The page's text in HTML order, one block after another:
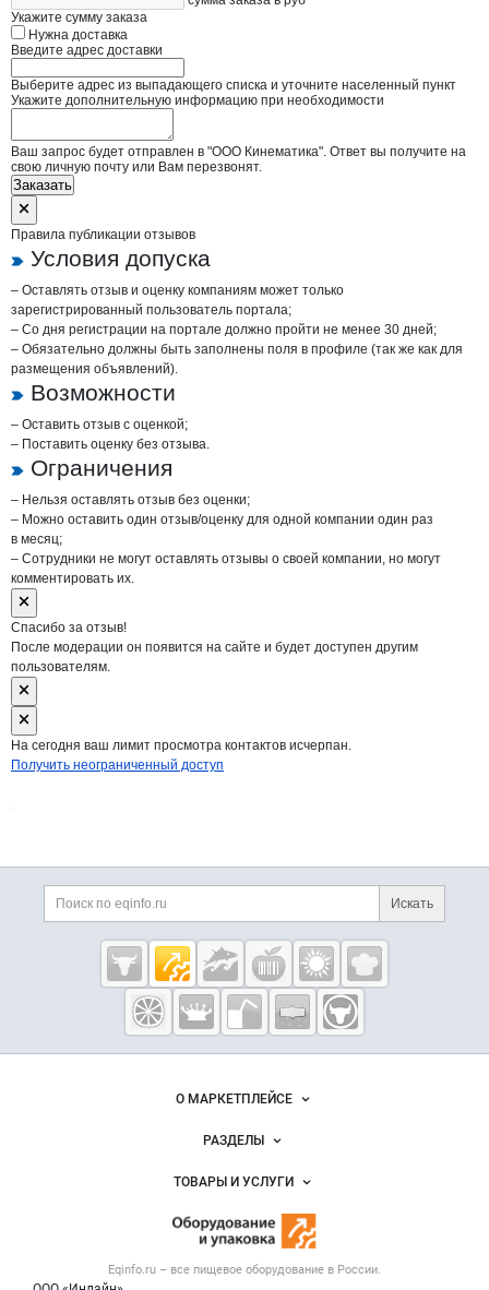
Укажите сумму заказа
Нужна доставка
Введите адрес доставки
Выберите адрес из выпадающего списка и уточните населенный пункт
Укажите дополнительную информацию при необходимости
Ваш запрос будет отправлен в "ООО Кинематика". Ответ вы получите на
свою личную почту или Вам перезвонят.
Заказать
Правила публикации отзывов
Условия допуска
– Оставлять отзыв и оценку компаниям может только
зарегистрированный пользователь портала;
– Со дня регистрации на портале должно пройти не менее 30 дней;
– Обязательно должны быть заполнены поля в профиле (так же как для
размещения объявлений).
Возможности
– Оставить отзыв с оценкой;
– Поставить оценку без отзыва.
Ограничения
– Нельзя оставлять отзыв без оценки;
– Можно оставить один отзыв/оценку для одной компании один раз
в месяц;
– Сотрудники не могут оставлять отзывы о своей компании, но могут
комментировать их.
Спасибо за отзыв!
После модерации он появится на сайте и будет доступен другим
пользователям.
На сегодня ваш лимит просмотра контактов исчерпан.
Получить неограниченный доступ
Дополнительная информация
Поиск по сайту и
Искать
Cсылки на полезные проекты
Eqinfo.ru —
пищевое
оборудование
и упаковка
Важные разделы и контакты
Eqinfo.ru – все пищевое оборудование в России.
Навигация по сайтуО МАРКЕТПЛЕЙСЕ
Новости Eqinfo.ru
Размещение рекламы
Публичная оферта
Контактная информация
Политика обработки персональных данных
РАЗДЕЛЫ
Объявления
Вакансии
ТОВАРЫ И УСЛУГИ
Оборудование для пищепрома
Тара и упаковка
Б/у оборудование